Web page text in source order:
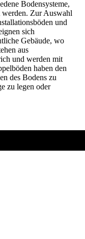
Bodensysteme,
werden. Zur Auswahl
und
sich
Gebäude, wo
aus
und werden mit
haben den
des Bodens zu
zu legen oder